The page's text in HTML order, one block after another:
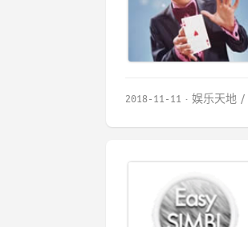
2018-11-11 娱乐天地